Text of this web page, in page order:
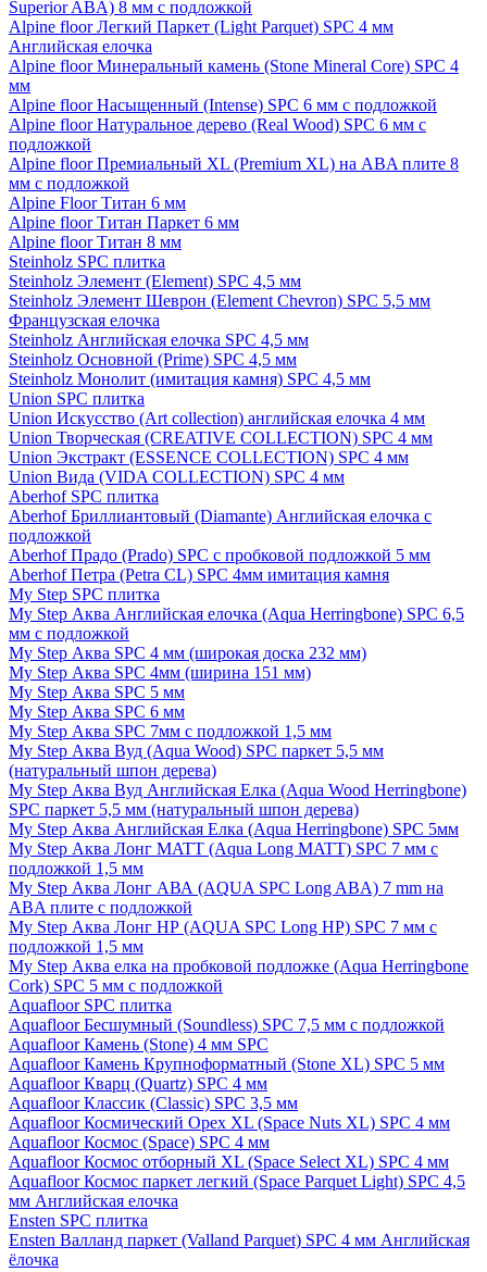
Superior ABA) 8 мм с подложкой
Alpine floor Легкий Паркет (Light Parquet) SPC 4 мм
Английская елочка
Alpine floor Минеральный камень (Stone Mineral Core) SPC 4
мм
Alpine floor Насыщенный (Intense) SPC 6 мм с подложкой
Alpine floor Натуральное дерево (Real Wood) SPC 6 мм с
подложкой
Alpine floor Премиальный XL (Premium XL) на ABA плите 8
мм с подложкой
Alpine Floor Титан 6 мм
Alpine floor Титан Паркет 6 мм
Alpine floor Титан 8 мм
Steinholz SPC плитка
Steinholz Элемент (Element) SPC 4,5 мм
Steinholz Элемент Шеврон (Element Chevron) SPC 5,5 мм
Французская елочка
Steinholz Английская елочка SPC 4,5 мм
Steinholz Основной (Prime) SPC 4,5 мм
Steinholz Монолит (имитация камня) SPC 4,5 мм
Union SPC плитка
Union Искусство (Art collection) английская елочка 4 мм
Union Творческая (CREATIVE COLLECTION) SPC 4 мм
Union Экстракт (ESSENCE COLLECTION) SPC 4 мм
Union Вида (VIDA COLLECTION) SPC 4 мм
Aberhof SPC плитка
Aberhof Бриллиантовый (Diamante) Английская елочка с
подложкой
Aberhof Прадо (Prado) SPC с пробковой подложкой 5 мм
Aberhof Петра (Petra CL) SPC 4мм имитация камня
My Step SPC плитка
My Step Аква Английская елочка (Aqua Herringbone) SPC 6,5
мм с подложкой
My Step Аква SPC 4 мм (широкая доска 232 мм)
My Step Аква SPC 4мм (ширина 151 мм)
My Step Аква SPC 5 мм
My Step Аква SPC 6 мм
My Step Аква SPC 7мм c подложкой 1,5 мм
My Step Аква Вуд (Aqua Wood) SPC паркет 5,5 мм
(натуральный шпон дерева)
My Step Аква Вуд Английская Елка (Aqua Wood Herringbone)
SPC паркет 5,5 мм (натуральный шпон дерева)
My Step Аква Английская Елка (Aqua Herringbone) SPC 5мм
My Step Аква Лонг MATT (Aqua Long MATT) SPC 7 мм с
подложкой 1,5 мм
My Step Аква Лонг АВА (AQUA SPC Long ABA) 7 mm на
ABA плите с подложкой
My Step Аква Лонг НР (AQUA SPC Long HP) SPC 7 мм с
подложкой 1,5 мм
My Step Аква елка на пробковой подложке (Aqua Herringbone
Cork) SPC 5 мм с подложкой
Aquafloor SPC плитка
Aquafloor Бесшумный (Soundless) SPC 7,5 мм с подложкой
Aquafloor Камень (Stone) 4 мм SPC
Aquafloor Камень Крупноформатный (Stone XL) SPC 5 мм
Aquafloor Кварц (Quartz) SPC 4 мм
Aquafloor Классик (Classic) SPC 3,5 мм
Aquafloor Космический Орех XL (Space Nuts XL) SPC 4 мм
Aquafloor Космос (Space) SPC 4 мм
Aquafloor Космос отборный XL (Space Select XL) SPC 4 мм
Aquafloor Космос паркет легкий (Space Parquet Light) SPC 4,5
мм Английская елочка
Ensten SPC плитка
Ensten Валланд паркет (Valland Parquet) SPC 4 мм Английская
ёлочка